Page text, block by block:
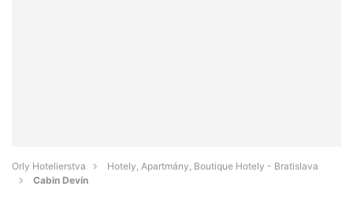
Orly Hotelierstva
Hotely, Apartmány, Boutique Hotely - Bratislava
Cabin Devín